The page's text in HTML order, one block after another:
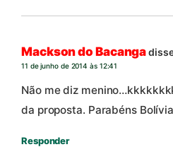
Mackson do Bacanga
11 de junho de 2014 às 12:41
Não me diz
da proposta. Parabéns
Responder